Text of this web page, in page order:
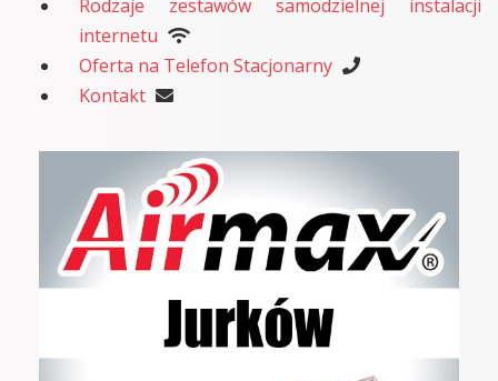
Rodzaje zestawów samodzielnej instalacji
internetu
Oferta na Telefon Stacjonarny
Kontakt